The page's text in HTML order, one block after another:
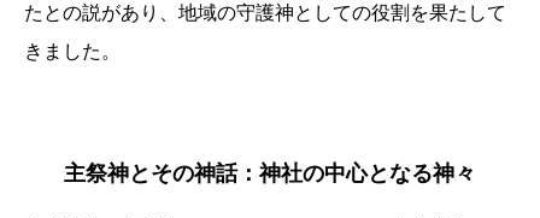
たとの説があり、地域の守護神としての役割を果たして
きました。
主祭神とその神話：神社の中心となる神々